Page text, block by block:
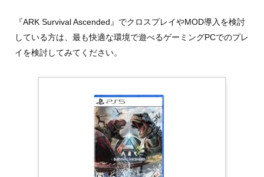
『ARK Survival Ascended』でクロスプレイやMOD導入を検討
している方は、最も快適な環境で遊べるゲーミングPCでのプレ
イを検討してみてください。